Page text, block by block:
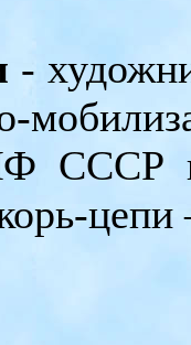
-
СССР
цепи